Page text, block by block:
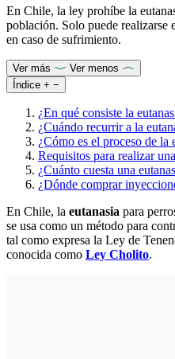
En Chile, la ley prohíbe la
población. Solo puede realizarse
en caso de sufrimiento.
Ver más
Ver menos
Índice + −
¿En qué consiste la
¿Cuándo recurrir a la
¿Cómo es el proceso de la
Requisitos para realizar
¿Cuánto cuesta una
¿Dónde comprar
En Chile, la eutanasia para
se usa como un método para
tal como expresa la Ley de
conocida como Ley Cholito.